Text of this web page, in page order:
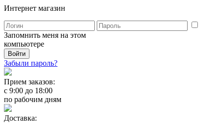
Интернет магазин
Запомнить меня на этом
компьютере
Забыли пароль?
Прием заказов:
с 9:00 до 18:00
по рабочим дням
Доставка: